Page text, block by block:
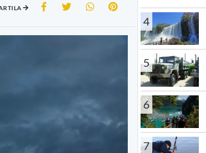
4
5
6
7